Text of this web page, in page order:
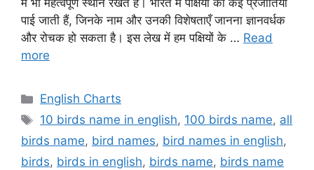
में भी महत्वपूर्ण स्थान रखते हैं। भारत में पक्षियों की कई प्रजातियाँ
पाई जाती हैं, जिनके नाम और उनकी विशेषताएँ जानना ज्ञानवर्धक
और रोचक हो सकता है। इस लेख में हम पक्षियों के … Read
more
Categories
English Charts
Tags
10 birds name in english, 100 birds name, all
birds name, bird names, bird names in english,
birds, birds in english, birds name, birds name